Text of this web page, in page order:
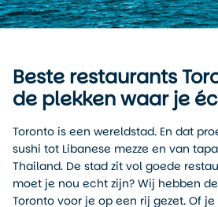
Beste restaurants
de plekken waar je
Toronto is een wereldstad. En dat
sushi tot Libanese mezze en van
Thailand. De stad zit vol goede
moet je nou echt zijn? Wij hebben
Toronto voor je op een rij gezet. Of